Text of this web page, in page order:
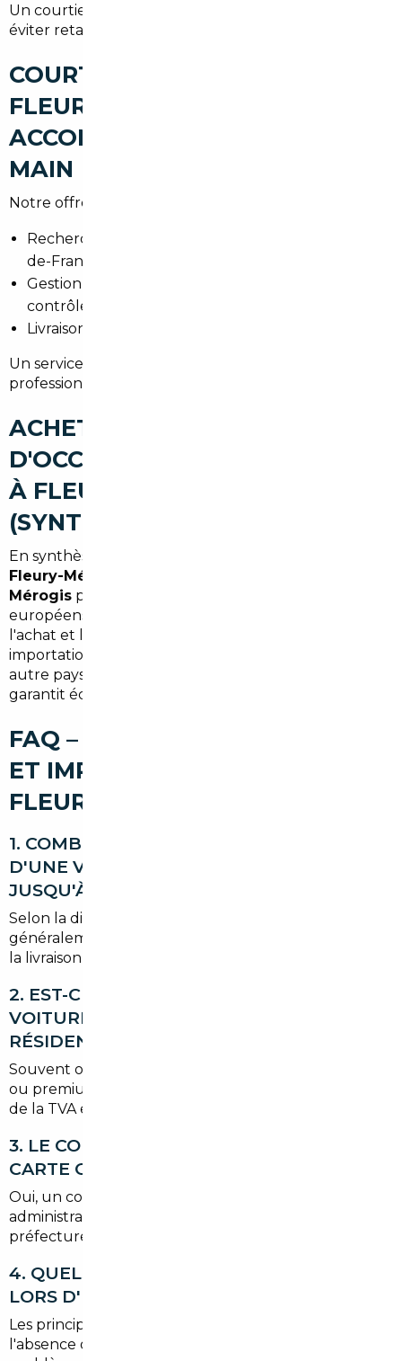
Un courtier expérimenté anticipe ces points pour
éviter retards et coûts imprévus.
COURTIER AUTOMOBILE
FLEURY-MÉROGIS : UN
ACCOMPAGNEMENT CLÉ EN
MAIN
Notre offre locale combine :
Recherche personnalisée selon vos besoins en Île-
de-France.
Gestion complète de l'administratif et des
contrôles.
Livraison et suivi après-vente dans l'Essonne.
Un service adapté aux contraintes des ménages et
professionnels à Fleury-Mérogis.
ACHETER UNE VOITURE
D'OCCASION AU MEILLEUR PRIX
À FLEURY-MÉROGIS
(SYNTHÈSE)
En synthèse, faire appel à un
Fleury-Mérogis
Mérogis permet d'accéder à des véhicules
européens à prix compétitifs, tout en sécurisant
l'achat et l'immatriculation. Que vous visiez une
importation depuis l'Allemagne, la Belgique ou un
autre pays de l'Union, l'accompagnement local
garantit économies et sérénité.
FAQ – COURTIER AUTOMOBILE
ET IMPORT DE VOITURE À
FLEURY-MÉROGIS
1. COMBIEN DE TEMPS PREND L'IMPORT
D'UNE VOITURE DEPUIS L'ALLEMAGNE
JUSQU'À FLEURY-MÉROGIS ?
Selon la disponibilité et les formalités, comptez
généralement 3 à 8 semaines entre la recherche et
la livraison, transport inclus.
2. EST-CE RENTABLE D'IMPORTER UNE
VOITURE DEPUIS L'EUROPE POUR UN
RÉSIDENT DE L'ESSONNE ?
Souvent oui, surtout pour des modèles bien équipés
ou premium. Le bénéfice dépend des frais d'import,
de la TVA et du prix d'achat initial.
3. LE COURTIER S'OCCUPE-T-IL DE LA
CARTE GRISE EN 91 ?
Oui, un courtier expérimenté gère la conformité
administrative et la procédure d'immatriculation en
préfecture de l'Essonne ou en ligne.
4. QUELS SONT LES RISQUES À ÉVITER
LORS D'UN IMPORT D'OCCASION ?
Les principaux risques sont le kilométrage falsifié,
l'absence de contrôle technique valide, et les